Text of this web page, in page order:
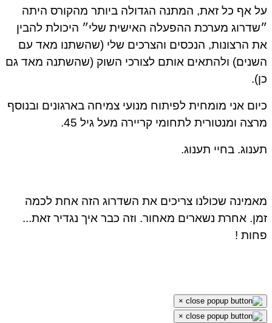
על אף כל זאת, המתנה הגדולה ביותר מהקורס היתה
״שדרוג מערכת ההפעלה האישית שלי״ היכולת להבין
את הרצונות, הנכסים והצרכים שלי (שהשתנו מאד עם
השנים) ולהתאים אותם לצורכי השוק (שהשתנה מאד גם
כן).
כיום אני מומחית לפיתוח מנועי צמיחה בארגונים ובנוסף
מרצה ומנטורית לתחומי קריירה מעל גיל 45.
תענוג. בחיי תענוג.
מאמינה שכולנו צריכים את השדרוג הזה אחת לכמה
זמן. אחרת נשארים מאחור. וזה כבר איך נגדיר זאת...
פחות !
×
×